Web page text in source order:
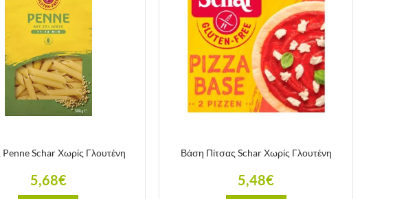
Penne Schar Χωρίς Γλουτένη
5,68€
Βάση Πίτσας Schar Χωρίς Γλουτένη
5,48€